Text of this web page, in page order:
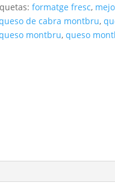
formatge fresc,
de cabra montbru,
montbru, queso